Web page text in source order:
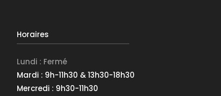
Horaires
Lundi : Fermé
Mardi : 9h-11h30 & 13h30-18h30
Mercredi : 9h30-11h30